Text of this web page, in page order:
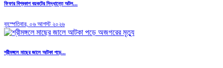
ফিফার বিশ্বকাপ বয়কটের সিদ্ধান্তে অটল...
বৃহস্পতিবার, ০৬ আগস্ট ২০২৬
শ্রীমঙ্গলে মাছের জালে আটকা পড়ে...